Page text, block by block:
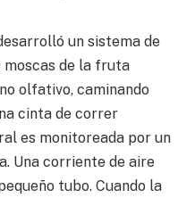
un sistema de
moscas de la fruta
olfativo, caminando
cinta de correr
es monitoreada por un
Una corriente de aire
tubo. Cuando la